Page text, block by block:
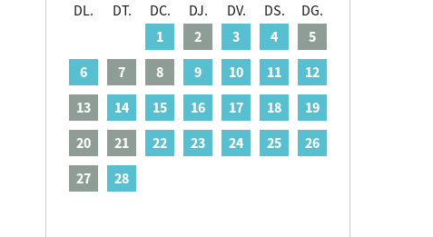
DL.
DT. DC. DJ. DV. DS.
DG.
1
2 3 4
5
6
7 8 9 10 11
12
13
14 15 16 17 18
19
20
21 22 23 24 25
26
27
28